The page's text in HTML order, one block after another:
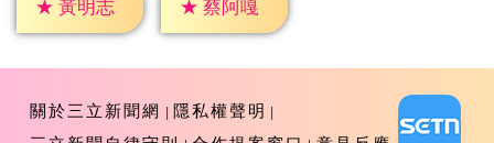
★ 黃明志 ★ 蔡阿嘎
關於三立新聞網
隱私權聲明